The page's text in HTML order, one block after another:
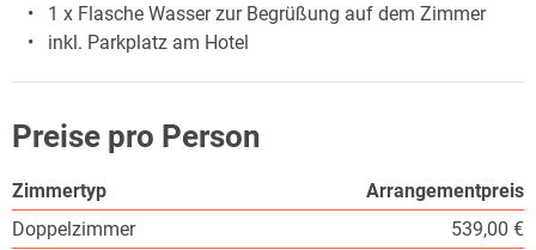
1 x Flasche Wasser zur Begrüßung auf dem Zimmer
inkl. Parkplatz am Hotel
Preise pro Person
Zimmertyp
Arrangementpreis
Doppelzimmer
539,00 €